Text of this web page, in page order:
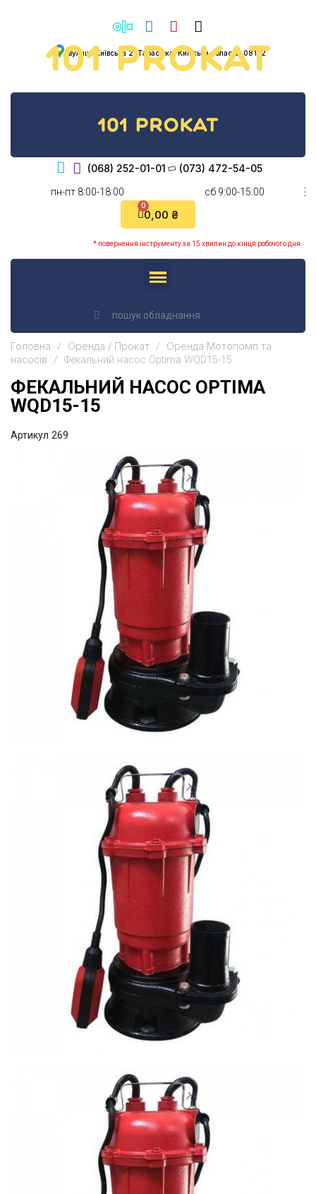
вулиця Київська 2, Тарасівка, Київська область, 08132
(068) 252-01-01 (073) 472-54-05
пн-пт 8:00-18:00 cб 9:00-15:00
0,00 ₴
* повернення інструменту за 15 хвилин до кінця робочого дня
Головна Оренда / Прокат
Оренда Мотопомп та
насосів
Фекальний насос Optima WQD15-15
ФЕКАЛЬНИЙ НАСОС OPTIMA
WQD15-15
Артикул 269